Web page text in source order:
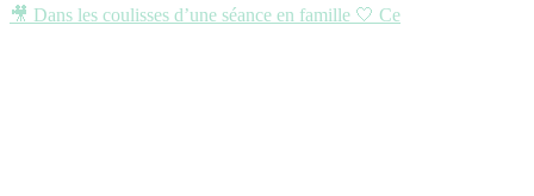
🎥 Dans les coulisses d’une séance en famille 🤍 Ce